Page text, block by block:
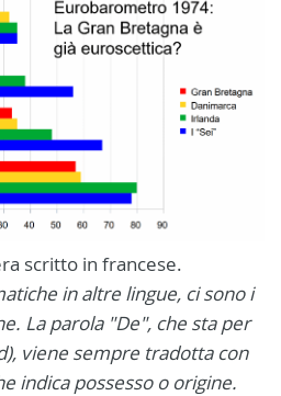
scritto in francese.
in altre lingue, ci sono i
La parola "De", che sta per
viene sempre tradotta con
indica possesso o origine.